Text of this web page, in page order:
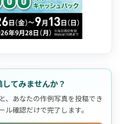
てみませんか？
、あなたの作例写真を投稿でき
ル確認だけで完了します。